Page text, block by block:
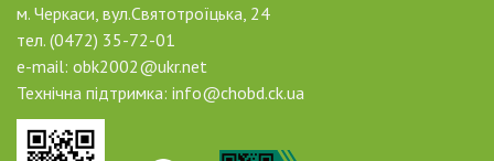
м. Черкаси, вул.Святотроїцька, 24
тел. (0472) 35-72-01
e-mail: obk2002@ukr.net
Технічна підтримка: info@chobd.ck.ua